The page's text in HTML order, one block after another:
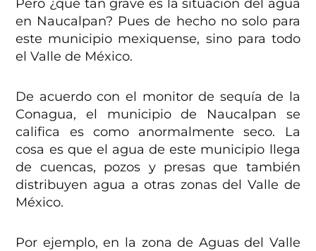
Pero ¿qué tan grave es la situación del agua
en Naucalpan? Pues de hecho no solo para
este municipio mexiquense, sino para todo
el Valle de México.
De acuerdo con el monitor de sequía de la
Conagua, el municipio de Naucalpan se
califica es como anormalmente seco. La
cosa es que el agua de este municipio llega
de cuencas, pozos y presas que también
distribuyen agua a otras zonas del Valle de
México.
Por ejemplo, en la zona de Aguas del Valle